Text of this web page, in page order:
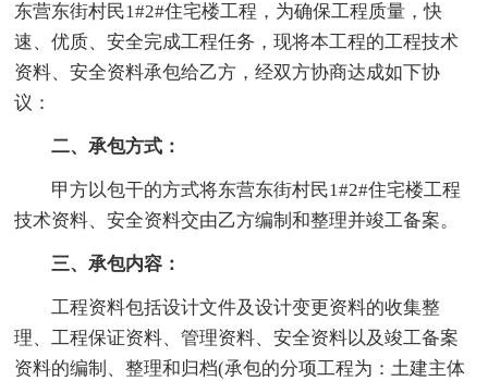
东营东街村民1#2#住宅楼工程，为确保工程质量，快
速、优质、安全完成工程任务，现将本工程的工程技术
资料、安全资料承包给乙方，经双方协商达成如下协
议：
二、承包方式：
甲方以包干的方式将东营东街村民1#2#住宅楼工程
技术资料、安全资料交由乙方编制和整理并竣工备案。
三、承包内容：
工程资料包括设计文件及设计变更资料的收集整
理、工程保证资料、管理资料、安全资料以及竣工备案
资料的编制、整理和归档(承包的分项工程为：土建主体